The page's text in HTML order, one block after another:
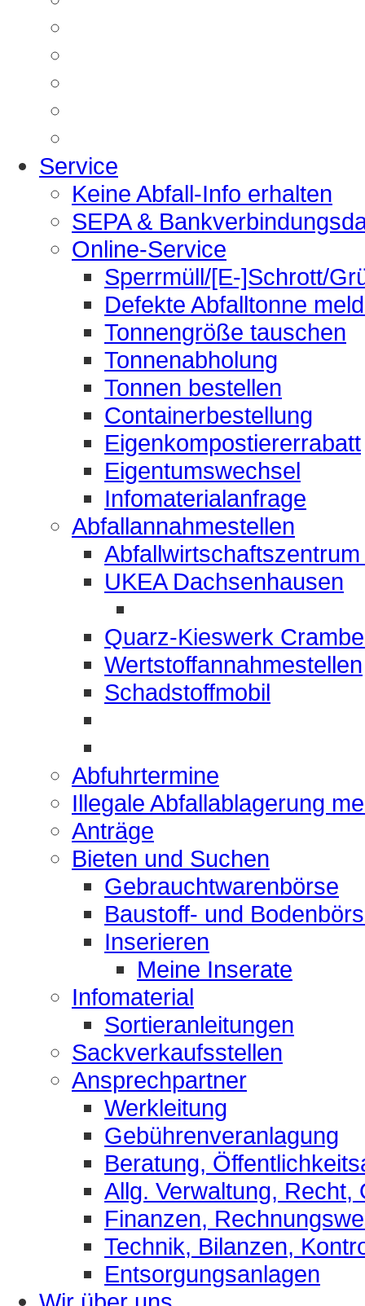
Service
Keine Abfall-Info erhalten
SEPA &
Online-Service
Sperrmüll/[E-]Schrott/
Defekte Abfalltonne
Tonnengröße tauschen
Tonnenabholung
Tonnen bestellen
Containerbestellung
Eigenkompostiererrabatt
Eigentumswechsel
Infomaterialanfrage
Abfallannahmestellen
UKEA Dachsenhausen
Quarz-Kieswerk
Wertstoffannahmestellen
Schadstoffmobil
Abfuhrtermine
Illegale Abfallablagerung
Anträge
Bieten und Suchen
Gebrauchtwarenbörse
Baustoff- und
Inserieren
Meine Inserate
Infomaterial
Sortieranleitungen
Sackverkaufsstellen
Ansprechpartner
Werkleitung
Gebührenveranlagung
Beratung,
Allg. Verwaltung, Recht,
Finanzen,
Technik, Bilanzen,
Entsorgungsanlagen